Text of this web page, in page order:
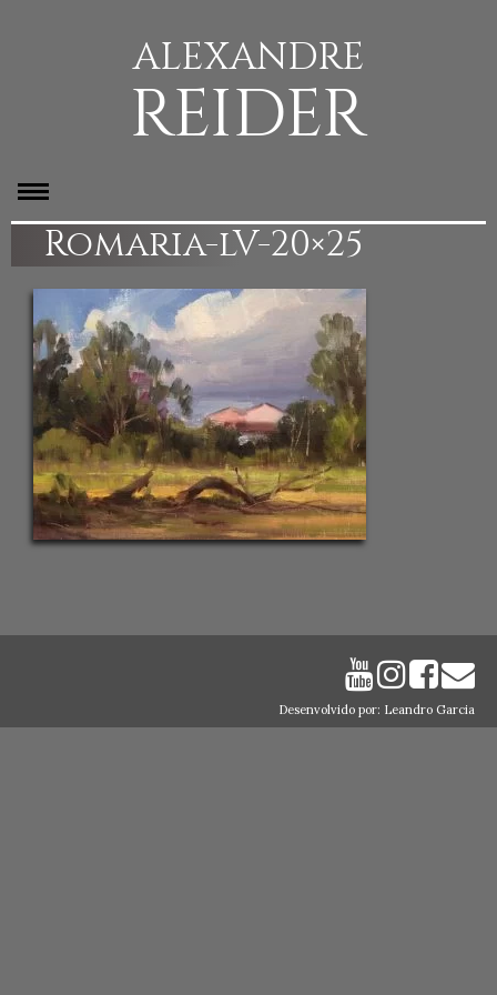
ALEXANDRE
REIDER
Romaria-lV-20×25
Desenvolvido por: Leandro Garcia